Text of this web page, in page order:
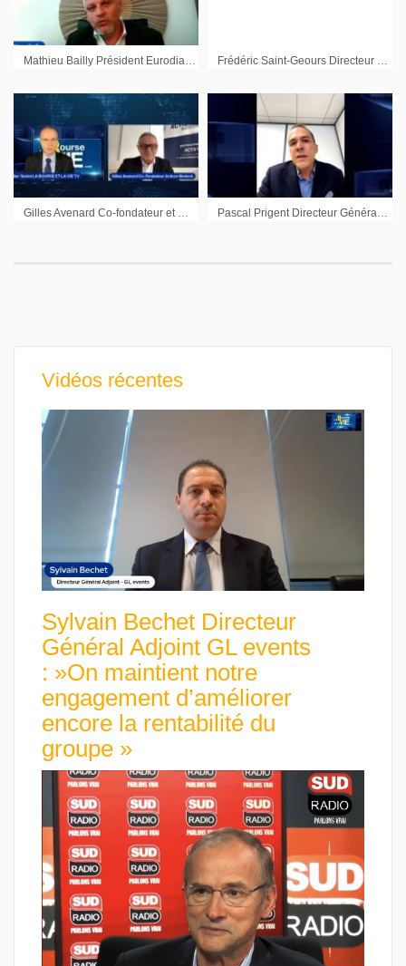
Mathieu Bailly Président Eurodia : « Eurodia connaît un développement significatif, notamment grâce au marché du lithium » Frédéric Saint-Geours Directeur Financier Dév. Stratégie PSA Peugeot Citroën
Vidéos récentes
Sylvain Bechet Directeur
Général Adjoint GL events
: »On maintient notre
engagement d’améliorer
encore la rentabilité du
groupe »